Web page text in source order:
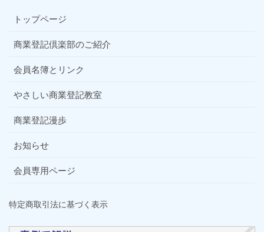
トップページ
商業登記倶楽部のご紹介
会員名簿とリンク
やさしい商業登記教室
商業登記漫歩
お知らせ
会員専用ページ
特定商取引法に基づく表示